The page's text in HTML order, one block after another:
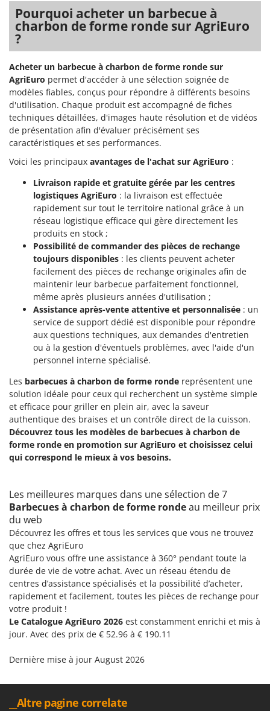
ZGrills
Zodiac
Pourquoi acheter un barbecue à
charbon de forme ronde sur AgriEuro
?
Acheter un barbecue à charbon de forme ronde sur
AgriEuro permet d'accéder à une sélection soignée de
modèles fiables, conçus pour répondre à différents besoins
d'utilisation. Chaque produit est accompagné de fiches
techniques détaillées, d'images haute résolution et de vidéos
de présentation afin d'évaluer précisément ses
caractéristiques et ses performances.
Voici les principaux avantages de l'achat sur AgriEuro :
Livraison rapide et gratuite gérée par les centres
logistiques AgriEuro : la livraison est effectuée
rapidement sur tout le territoire national grâce à un
réseau logistique efficace qui gère directement les
produits en stock ;
Possibilité de commander des pièces de rechange
toujours disponibles : les clients peuvent acheter
facilement des pièces de rechange originales afin de
maintenir leur barbecue parfaitement fonctionnel,
même après plusieurs années d'utilisation ;
Assistance après-vente attentive et personnalisée : un
service de support dédié est disponible pour répondre
aux questions techniques, aux demandes d'entretien
ou à la gestion d'éventuels problèmes, avec l'aide d'un
personnel interne spécialisé.
Les barbecues à charbon de forme ronde représentent une
solution idéale pour ceux qui recherchent un système simple
et efficace pour griller en plein air, avec la saveur
authentique des braises et un contrôle direct de la cuisson.
Découvrez tous les modèles de barbecues à charbon de
forme ronde en promotion sur AgriEuro et choisissez celui
qui correspond le mieux à vos besoins.
Les meilleures marques dans une sélection de 7
Barbecues à charbon de forme rondeau meilleur prix
du web
Découvrez les offres et tous les services que vous ne trouvez
que chez AgriEuro
AgriEuro vous offre une assistance à 360° pendant toute la
durée de vie de votre achat. Avec un réseau étendu de
centres d’assistance spécialisés et la possibilité d’acheter,
rapidement et facilement, toutes les pièces de rechange pour
votre produit !
Le Catalogue AgriEuro 2026 est constamment enrichi et mis à
jour. Avec des prix de € 52.96 à € 190.11
Dernière mise à jour August 2026
__Altre pagine correlate